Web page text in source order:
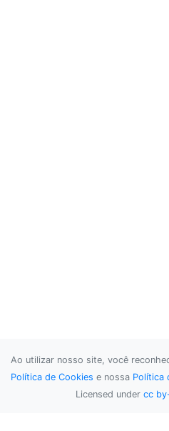
Ao utilizar nosso site, você
Política de Cookies e nossa Política
Licensed under cc